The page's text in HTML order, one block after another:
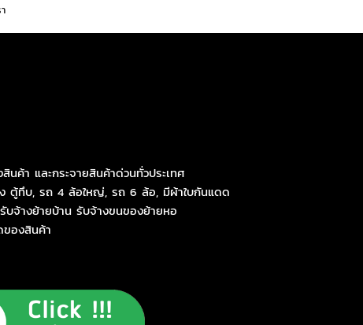
นค้า และกระจายสินค้าด่วนทั่วประเทศ
ตู้ทึบ, รถ 4 ล้อใหญ่, รถ 6 ล้อ, มีผ้าใบกันแดด
รับจ้างย้ายบ้าน รับจ้างขนของย้ายหอ
ของสินค้า